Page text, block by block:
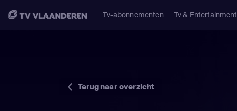
Tv-abonnementen Tv & Entertainment
Terug naar overzicht